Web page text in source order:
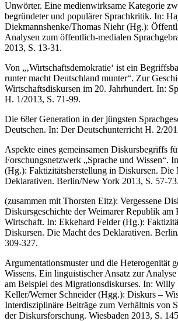
Unwörter. Eine medienwirksame Kategorie
begründeter und populärer Sprachkritik. In:
Diekmannshenke/Thomas Niehr (Hg.):
Analysen zum öffentlich-medialen
2013, S. 13-31.
Von „‚Wirtschaftsdemokratie‘ ist ein
runter macht Deutschland munter“. Zur
Wirtschaftsdiskursen im 20. Jahrhundert. In:
H. 1/2013, S. 71-99.
Die 68er Generation in der jüngsten
Deutschen. In: Der Deutschunterricht H. 2/
Aspekte eines gemeinsamen Diskursbegriffs
Forschungsnetzwerk „Sprache und Wissen“.
(Hg.): Faktizitätsherstellung in Diskursen. Die
Deklarativen. Berlin/New York 2013, S. 57-73.
(zusammen mit Thorsten Eitz): Vergessene
Diskursgeschichte der Weimarer Republik am
Wirtschaft. In: Ekkehard Felder (Hg.):
Diskursen. Die Macht des Deklarativen.
309-327.
Argumentationsmuster und die Heterogenität
Wissens. Ein linguistischer Ansatz zur
am Beispiel des Migrationsdiskurses. In:
Keller/Werner Schneider (Hgg.): Diskurs –
Interdisziplinäre Beiträge zum Verhältnis von
der Diskursforschung. Wiesbaden 2013, S.